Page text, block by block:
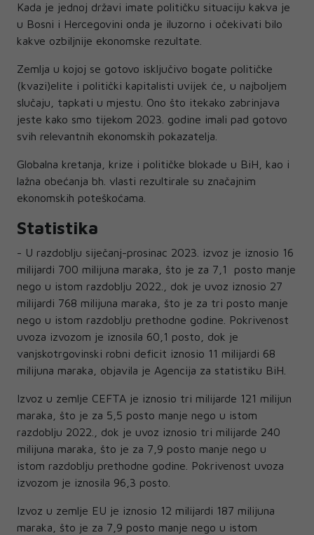
Kada je jednoj državi imate političku situaciju kakva je
u Bosni i Hercegovini onda je iluzorno i očekivati bilo
kakve ozbiljnije ekonomske rezultate.
Zemlja u kojoj se gotovo isključivo bogate političke
(kvazi)elite i politički kapitalisti uvijek će, u najboljem
slučaju, tapkati u mjestu. Ono što itekako zabrinjava
jeste kako smo tijekom 2023. godine imali pad gotovo
svih relevantnih ekonomskih pokazatelja.
Globalna kretanja, krize i političke blokade u BiH, kao i
lažna obećanja bh. vlasti rezultirale su značajnim
ekonomskih poteškoćama.
Statistika
- U razdoblju siječanj-prosinac 2023. izvoz je iznosio 16
milijardi 700 milijuna maraka, što je za 7,1 posto manje
nego u istom razdoblju 2022., dok je uvoz iznosio 27
milijardi 768 milijuna maraka, što je za tri posto manje
nego u istom razdoblju prethodne godine. Pokrivenost
uvoza izvozom je iznosila 60,1 posto, dok je
vanjskotrgovinski robni deficit iznosio 11 milijardi 68
milijuna maraka, objavila je Agencija za statistiku BiH.
Izvoz u zemlje CEFTA je iznosio tri milijarde 121 milijun
maraka, što je za 5,5 posto manje nego u istom
razdoblju 2022., dok je uvoz iznosio tri milijarde 240
milijuna maraka, što je za 7,9 posto manje nego u
istom razdoblju prethodne godine. Pokrivenost uvoza
izvozom je iznosila 96,3 posto.
Izvoz u zemlje EU je iznosio 12 milijardi 187 milijuna
maraka, što je za 7,9 posto manje nego u istom